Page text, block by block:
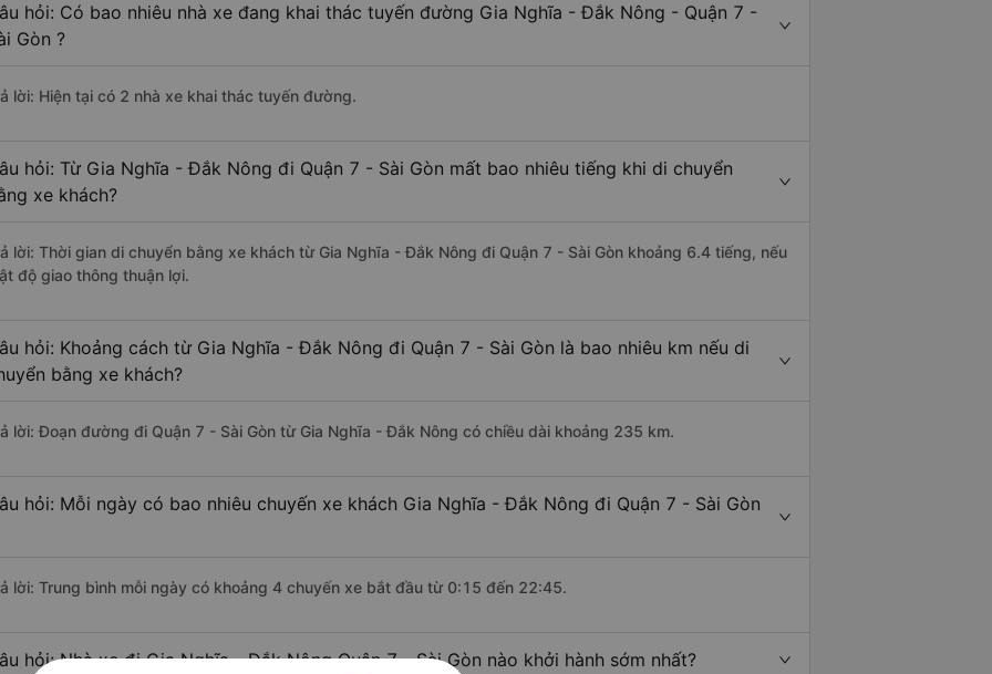
hỏi: Có bao nhiêu nhà xe đang khai thác tuyến đường Gia Nghĩa - Đắk Nông - Quận 7 -
Gòn ?
lời: Hiện tại có 2 nhà xe khai thác tuyến đường.
hỏi: Từ Gia Nghĩa - Đắk Nông đi Quận 7 - Sài Gòn mất bao nhiêu tiếng khi di chuyển
xe khách?
lời: Thời gian di chuyển bằng xe khách từ Gia Nghĩa - Đắk Nông đi Quận 7 - Sài Gòn khoảng 6.4 tiếng, nếu
độ giao thông thuận lợi.
hỏi: Khoảng cách từ Gia Nghĩa - Đắk Nông đi Quận 7 - Sài Gòn là bao nhiêu km nếu di
bằng xe khách?
lời: Đoạn đường đi Quận 7 - Sài Gòn từ Gia Nghĩa - Đắk Nông có chiều dài khoảng 235 km.
hỏi: Mỗi ngày có bao nhiêu chuyến xe khách Gia Nghĩa - Đắk Nông đi Quận 7 - Sài Gòn
lời: Trung bình mỗi ngày có khoảng 4 chuyến xe bắt đầu từ 0:15 đến 22:45.
hỏi: Nhà xe đi Gia Nghĩa - Đắk Nông Quận 7 - Sài Gòn nào khởi hành sớm nhất?